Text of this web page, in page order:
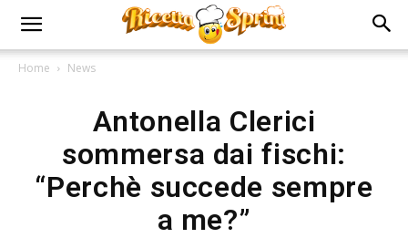
Home News
Antonella Clerici
sommersa dai fischi:
“Perchè succede sempre
a me?”